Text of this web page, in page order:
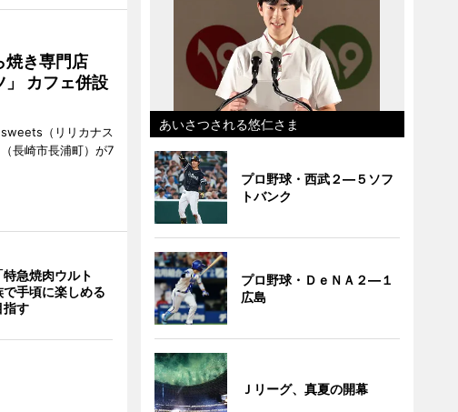
焼き専門店
」 カフェ併設
（リリカナス
長崎市長浦町）が7
急焼肉ウルト
手頃に楽しめる
指す
あいさつされる悠仁さま
プロ野球・西武２―５ソフ
トバンク
プロ野球・ＤｅＮＡ２―１
広島
Ｊリーグ、真夏の開幕